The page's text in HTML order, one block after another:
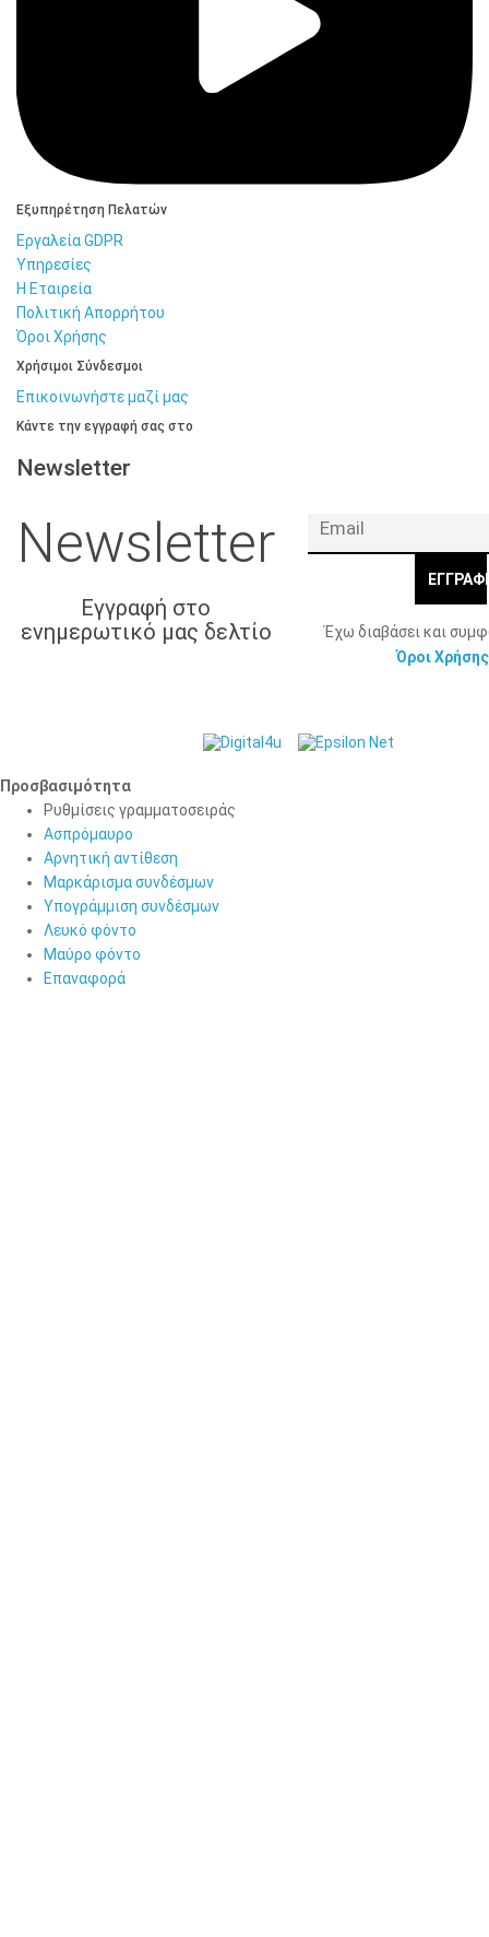
Εξυπηρέτηση Πελατών
Εργαλεία GDPR
Υπηρεσίες
Η Εταιρεία
Πολιτική Απορρήτου
Όροι Χρήσης
Χρήσιμοι Σύνδεσμοι
Επικοινωνήστε μαζί μας
Κάντε την εγγραφή σας στο
Newsletter
Newsletter
Εγγραφή στο
ενημερωτικό μας δελτίο
Έχω διαβάσει και
Όροι Χρήσης
Προσβασιμότητα
Προσβασιμότητα
Ρυθμίσεις γραμματοσειράς
Ασπρόμαυρο
Αρνητική αντίθεση
Μαρκάρισμα συνδέσμων
Υπογράμμιση συνδέσμων
Λευκό φόντο
Μαύρο φόντο
Επαναφορά